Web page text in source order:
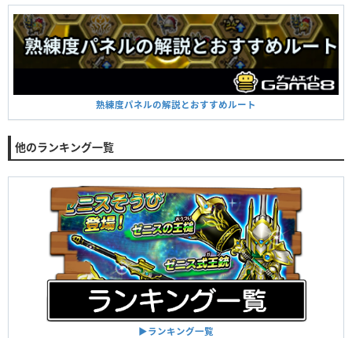
熟練度パネルの解説とおすすめルート
他のランキング一覧
▶︎ランキング一覧